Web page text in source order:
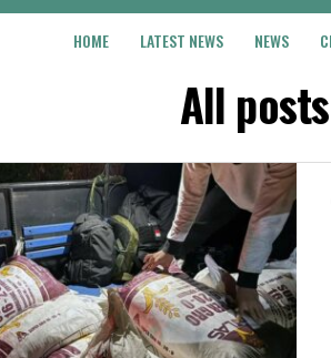
HOME LATEST NEWS NEWS
All